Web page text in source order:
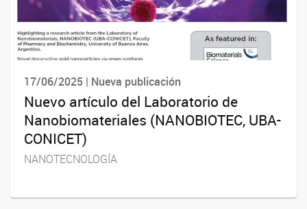
17/06/2025 | Nueva publicación
Nuevo artículo del Laboratorio de
Nanobiomateriales (NANOBIOTEC, UBA-
CONICET)
NANOTECNOLOGÍA